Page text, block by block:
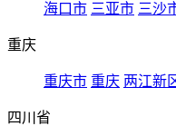
海口市 三亚市 三沙
重庆
重庆市 重庆 两江新
四川省